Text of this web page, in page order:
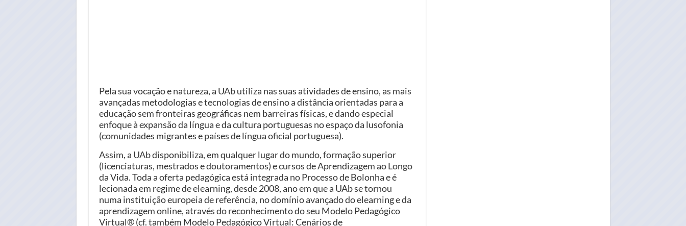
Pela sua vocação e natureza, a UAb utiliza nas suas atividades de ensino, as mais
avançadas metodologias e tecnologias de ensino a distância orientadas para a
educação sem fronteiras geográficas nem barreiras físicas, e dando especial
enfoque à expansão da língua e da cultura portuguesas no espaço da lusofonia
(comunidades migrantes e países de língua oficial portuguesa).
Assim, a UAb disponibiliza, em qualquer lugar do mundo, formação superior
(licenciaturas, mestrados e doutoramentos) e cursos de Aprendizagem ao Longo
da Vida. Toda a oferta pedagógica está integrada no Processo de Bolonha e é
lecionada em regime de elearning, desde 2008, ano em que a UAb se tornou
numa instituição europeia de referência, no domínio avançado do elearning e da
aprendizagem online, através do reconhecimento do seu Modelo Pedagógico
Virtual® (cf. também Modelo Pedagógico Virtual: Cenários de